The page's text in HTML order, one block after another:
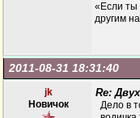
«Если ты
другим
2011-08-31 18:31:40
jk
Новичок
Re:
Дело в